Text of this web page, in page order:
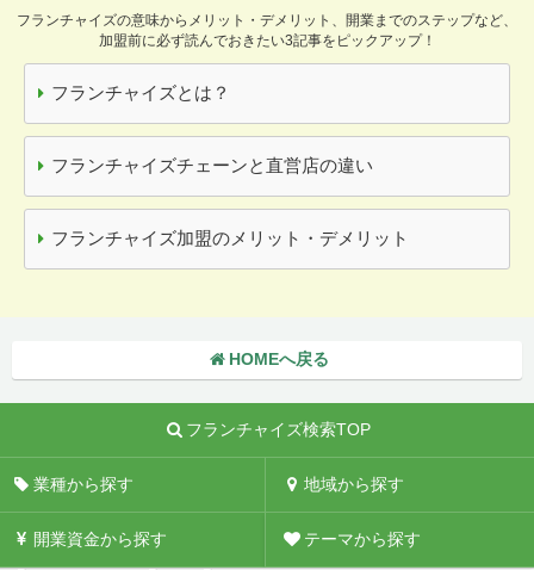
フランチャイズの意味からメリット・デメリット、開業までのステップなど、
加盟前に必ず読んでおきたい3記事をピックアップ！
フランチャイズとは？
フランチャイズチェーンと直営店の違い
フランチャイズ加盟のメリット・デメリット
HOMEへ戻る
フランチャイズ検索TOP
業種から探す 地域から探す
開業資金から探す テーマから探す